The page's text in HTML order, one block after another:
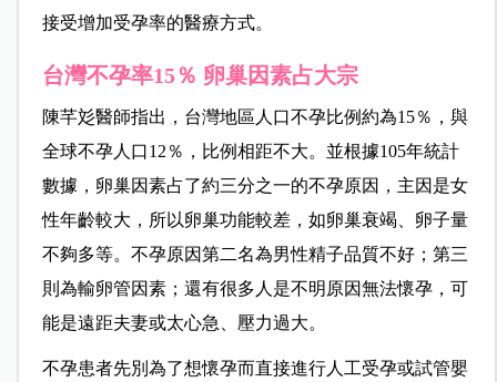
接受增加受孕率的醫療方式。
台灣不孕率15％ 卵巢因素占大宗
陳芊彣醫師指出，台灣地區人口不孕比例約為15％，與
全球不孕人口12％，比例相距不大。並根據105年統計
數據，卵巢因素占了約三分之一的不孕原因，主因是女
性年齡較大，所以卵巢功能較差，如卵巢衰竭、卵子量
不夠多等。不孕原因第二名為男性精子品質不好；第三
則為輸卵管因素；還有很多人是不明原因無法懷孕，可
能是遠距夫妻或太心急、壓力過大。
不孕患者先別為了想懷孕而直接進行人工受孕或試管嬰